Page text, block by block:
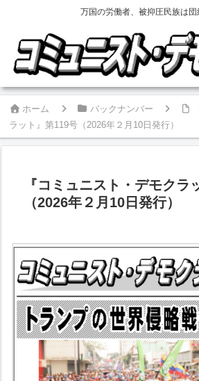
万国の労働者、被抑圧民族は団
ホーム バックナンバー
ラット』第119号（2026年２月10日発行）
『コミュニスト・デモクラ
（2026年２月10日発行）